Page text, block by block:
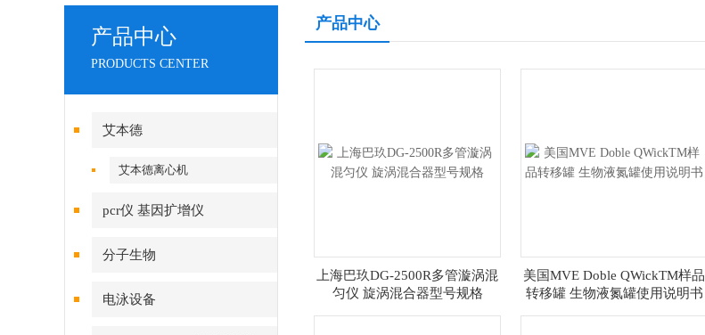
产品中心
PRODUCTS CENTER
艾本德
艾本德离心机
pcr仪 基因扩增仪
分子生物
电泳设备
产品中心
上海巴玖DG-2500R多管漩涡混
匀仪 旋涡混合器型号规格
美国MVE Doble QWickTM样品
转移罐 生物液氮罐使用说明书